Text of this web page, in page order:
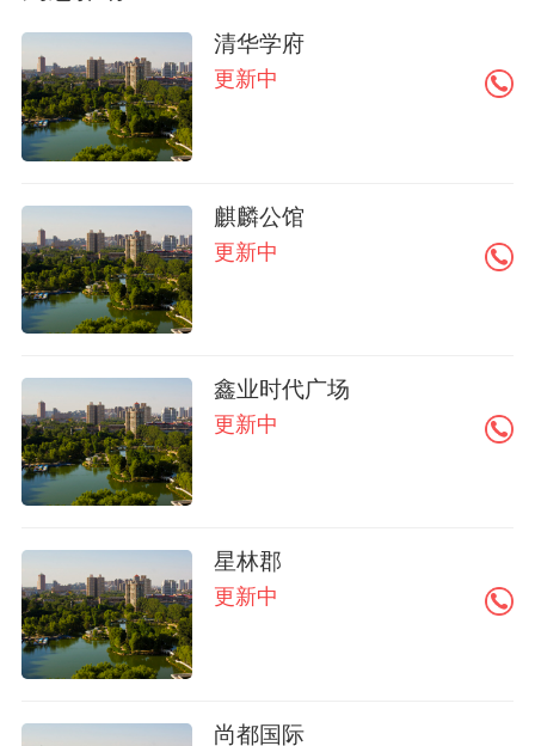
清华学府
更新中
麒麟公馆
更新中
鑫业时代广场
更新中
星林郡
更新中
尚都国际